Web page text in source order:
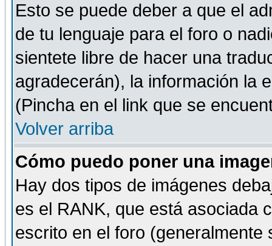
Esto se puede deber a que el
de tu lenguaje para el foro o
sientete libre de hacer una
agradecerán), la información la
(Pincha en el link que se
Volver arriba
Cómo puedo poner una
Hay dos tipos de imágenes
es el RANK, que está asociada
escrito en el foro